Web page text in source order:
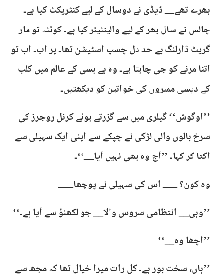
بھرے تھے__ ڈیڈی نے دوسال کے لیے کنٹریکٹ کیا ہے۔
چالس نے سال بھر کے لیے والینٹیئر کیا ہے۔ کوئٹہ تو مار
گریٹ ڈارلنگ بے حد دل چسپ اسٹیشن تھا۔ پر اب۔ اب تو
اتنا مرنے کو جی چاہتا ہے۔ وہ بے بسی کے عالم میں کلب
کے دیسی ممبروں کی خواتین کو دیکھتیں۔
’’اوگوش‘‘ گیلری میں سے گزرتے ہوئے کرنل روجرز کی
سرخ بالوں والی لڑکی نے چپکے سے اپنی ایک سہیلی سے
اکتا کر کہا۔ ’’آج وہ بھی نہیں آیا__‘‘۔
وہ کون؟ ___ اس کی سہیلی نے پوچھا___
’’وہی__ انتظامی سروس والا__ جو لکھنؤ سے آیا ہے۔‘‘
’’اچھا وہ__‘‘
’’ہاں، سخت بور ہے۔ کل رات میرا خیال تھا کہ مجھ سے